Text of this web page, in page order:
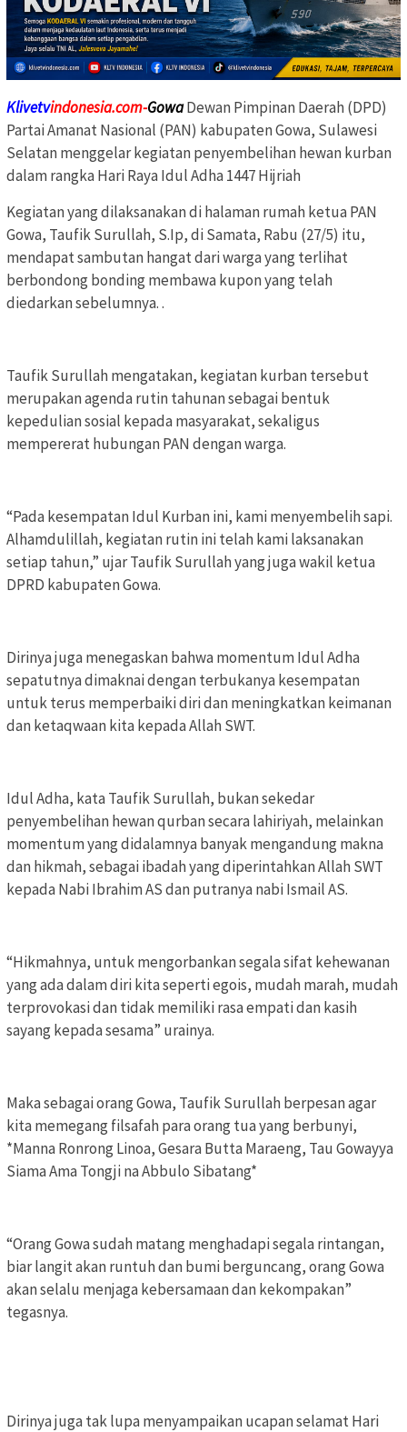
Klivetvindonesia.com-GowaDewan Pimpinan Daerah (DPD)
Partai Amanat Nasional (PAN) kabupaten Gowa, Sulawesi
Selatan menggelar kegiatan penyembelihan hewan kurban
dalam rangka Hari Raya Idul Adha 1447 Hijriah
Kegiatan yang dilaksanakan di halaman rumah ketua PAN
Gowa, Taufik Surullah, S.Ip, di Samata, Rabu (27/5) itu,
mendapat sambutan hangat dari warga yang terlihat
berbondong bonding membawa kupon yang telah
diedarkan sebelumnya. .
Taufik Surullah mengatakan, kegiatan kurban tersebut
merupakan agenda rutin tahunan sebagai bentuk
kepedulian sosial kepada masyarakat, sekaligus
mempererat hubungan PAN dengan warga.
“Pada kesempatan Idul Kurban ini, kami menyembelih sapi.
Alhamdulillah, kegiatan rutin ini telah kami laksanakan
setiap tahun,” ujar Taufik Surullah yang juga wakil ketua
DPRD kabupaten Gowa.
Dirinya juga menegaskan bahwa momentum Idul Adha
sepatutnya dimaknai dengan terbukanya kesempatan
untuk terus memperbaiki diri dan meningkatkan keimanan
dan ketaqwaan kita kepada Allah SWT.
Idul Adha, kata Taufik Surullah, bukan sekedar
penyembelihan hewan qurban secara lahiriyah, melainkan
momentum yang didalamnya banyak mengandung makna
dan hikmah, sebagai ibadah yang diperintahkan Allah SWT
kepada Nabi Ibrahim AS dan putranya nabi Ismail AS.
“Hikmahnya, untuk mengorbankan segala sifat kehewanan
yang ada dalam diri kita seperti egois, mudah marah, mudah
terprovokasi dan tidak memiliki rasa empati dan kasih
sayang kepada sesama” urainya.
Maka sebagai orang Gowa, Taufik Surullah berpesan agar
kita memegang filsafah para orang tua yang berbunyi,
*Manna Ronrong Linoa, Gesara Butta Maraeng, Tau Gowayya
Siama Ama Tongji na Abbulo Sibatang*
“Orang Gowa sudah matang menghadapi segala rintangan,
biar langit akan runtuh dan bumi berguncang, orang Gowa
akan selalu menjaga kebersamaan dan kekompakan”
tegasnya.
Dirinya juga tak lupa menyampaikan ucapan selamat Hari